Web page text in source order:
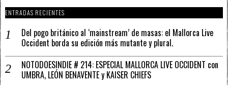
ENTRADAS RECIENTES
Del pogo británico al ‘mainstream’ de masas: el Mallorca Live
Occident borda su edición más mutante y plural.
NOTODOESINDIE # 214: ESPECIAL MALLORCA LIVE OCCIDENT con
UMBRA, LEÓN BENAVENTE y KAISER CHIEFS